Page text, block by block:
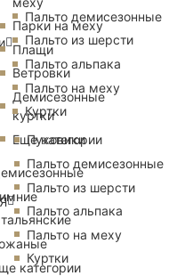
Парки на меху
Плащи
Ветровки
Демисезонные
куртки
Еще категории
категории
Пальто демисезонные
Пальто из шерсти
Пальто альпака
Пальто на меху
Куртки
Пуховики
Пальто демисезонные
Пальто из шерсти
Пальто альпака
Пальто на меху
Куртки